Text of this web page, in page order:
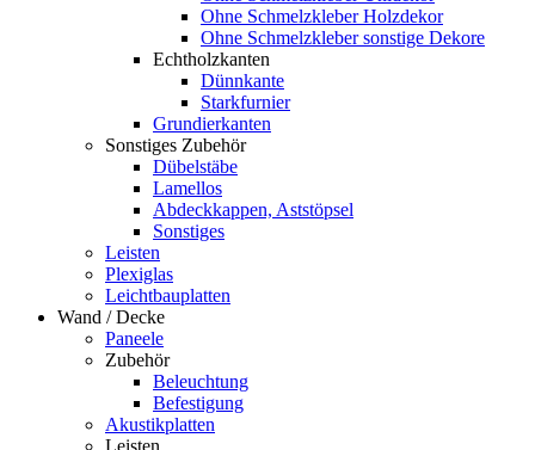
Ohne Schmelzkleber Holzdekor
Ohne Schmelzkleber sonstige Dekore
Echtholzkanten
Dünnkante
Starkfurnier
Grundierkanten
Sonstiges Zubehör
Dübelstäbe
Lamellos
Abdeckkappen, Aststöpsel
Sonstiges
Leisten
Plexiglas
Leichtbauplatten
Wand / Decke
Paneele
Zubehör
Beleuchtung
Befestigung
Akustikplatten